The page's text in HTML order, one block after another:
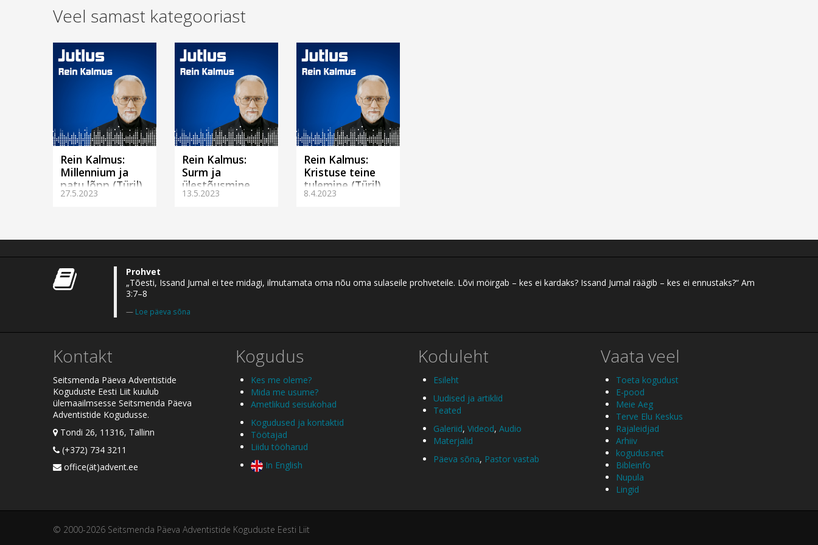
Veel samast kategooriast
Rein Kalmus:
Millennium ja
patu lõpp (Türil)
27.5.2023
Rein Kalmus:
Surm ja
ülestõusmine
(Türil)
13.5.2023
Rein Kalmus:
Kristuse teine
tulemine (Türil)
8.4.2023
Prohvet
„Tõesti, Issand Jumal ei tee midagi, ilmutamata oma nõu oma sulaseile prohveteile. Lõvi möirgab – kes ei kardaks? Issand Jumal räägib – kes ei ennustaks?“ Am
3:7–8
Loe päeva sõna
Kontakt
Seitsmenda Päeva Adventistide
Koguduste Eesti Liit kuulub
ülemaailmsesse Seitsmenda Päeva
Adventistide Kogudusse.
Tondi 26, 11316, Tallinn
(+372) 734 3211
office(ät)advent.ee
Kogudus
Kes me oleme?
Mida me usume?
Ametlikud seisukohad
Kogudused ja kontaktid
Töötajad
Liidu tööharud
In English
Koduleht
Esileht
Uudised ja artiklid
Teated
Galeriid, Videod, Audio
Materjalid
Päeva sõna, Pastor vastab
Vaata veel
Toeta kogudust
E-pood
Meie Aeg
Terve Elu Keskus
Rajaleidjad
Arhiiv
kogudus.net
Bibleinfo
Nupula
Lingid
© 2000-2026 Seitsmenda Päeva Adventistide Koguduste Eesti Liit